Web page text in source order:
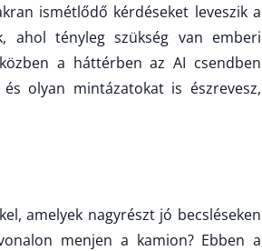
ismétlődő kérdéseket leveszik a
ahol tényleg szükség van emberi
a háttérben az AI csendben
olyan mintázatokat is észrevesz,
amelyek nagyrészt jó becsléseken
menjen a kamion? Ebben a